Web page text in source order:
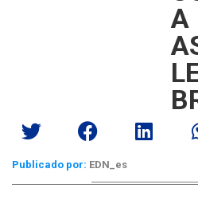
A
Publicado por: EDN_es